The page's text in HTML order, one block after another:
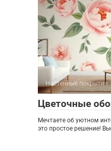
Настенные покрытия
Цветочные
Мечтаете об уютном
это простое решение!